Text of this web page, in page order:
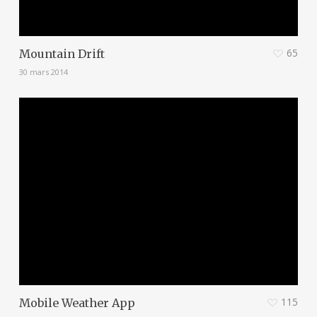
Mountain Drift
30 mars 2014
65
Mobile Weather App 115